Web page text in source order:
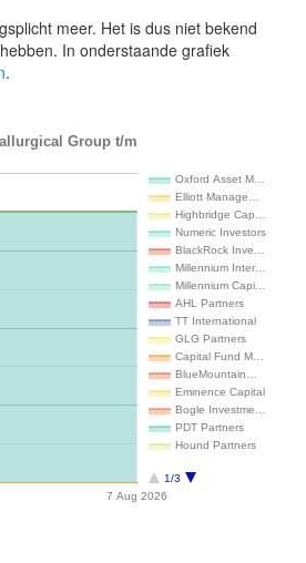
meer. Het is dus niet bekend
In onderstaande grafiek
.
Group t/m
Oxford Asset M…
Elliott Manage…
Highbridge Cap…
Numeric Investors
BlackRock Inve…
Millennium Inter…
Millennium Capi…
AHL Partners
TT International
GLG Partners
Capital Fund M…
BlueMountain…
Eminence Capital
Bogle Investme…
PDT Partners
Hound Partners
1/3
7 Aug 2026